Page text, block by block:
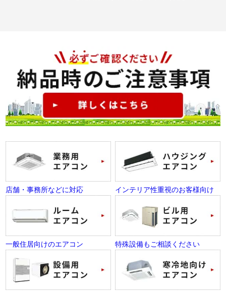
店舗・事務所などに対応 インテリア性重視のお客様向け
一般住居向けのエアコン 特殊設備もご相談ください